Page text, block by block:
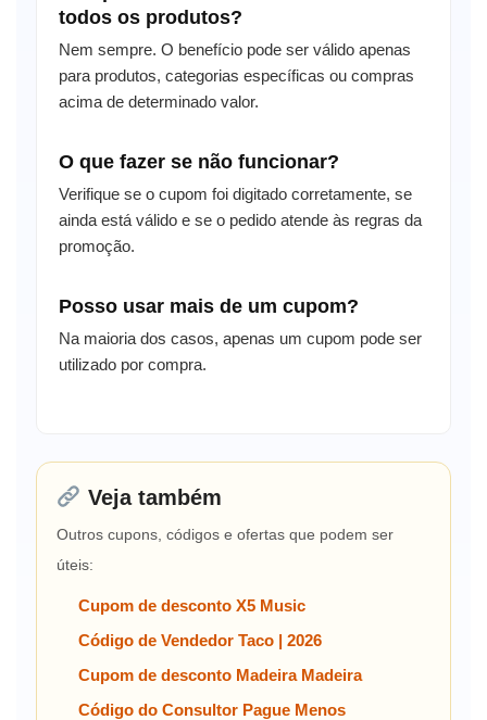
todos os produtos?
Nem sempre. O benefício pode ser válido apenas
para produtos, categorias específicas ou compras
acima de determinado valor.
O que fazer se não funcionar?
Verifique se o cupom foi digitado corretamente, se
ainda está válido e se o pedido atende às regras da
promoção.
Posso usar mais de um cupom?
Na maioria dos casos, apenas um cupom pode ser
utilizado por compra.
Veja também
Outros cupons, códigos e ofertas que podem ser
úteis:
Cupom de desconto X5 Music
Código de Vendedor Taco | 2026
Cupom de desconto Madeira Madeira
Código do Consultor Pague Menos